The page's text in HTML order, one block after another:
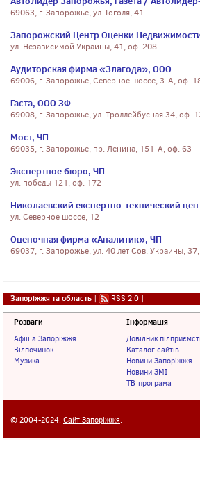
69063, г. Запорожье, ул. Гоголя, 41
Запорожский Центр Оценки
ул. Независимой Украины, 41, оф. 208
Аудиторская фирма «Злагода», ООО
69006, г. Запорожье, Северное шоссе, 3-А, оф.
Гаста, ООО ЗФ
69008, г. Запорожье, ул. Троллейбусная 34, оф.
Мост, ЧП
69035, г. Запорожье, пр. Ленина, 151-А, оф. 63
Экспертное бюро, ЧП
ул. победы 121, оф. 172
Николаевский експертно-технический
ул. Северное шоссе, 12
Оценочная фирма «Аналитик», ЧП
69037, г. Запорожье, ул. 40 лет Сов. Украины,
Запоріжжя та область | RSS 2.0 |
Розваги
Афіша Запоріжжя
Відпочинок
Музика
Інформація
Довідник
Каталог сайтів
Новини Запоріжжя
Новини ЗМІ
ТВ-програма
© 2004-2024, Сайт Запоріжжя.